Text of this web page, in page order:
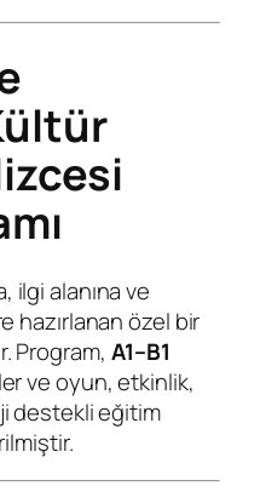
ilgi alanına ve
hazırlanan özel bir
Program, A1–B1
ve oyun, etkinlik,
destekli eğitim